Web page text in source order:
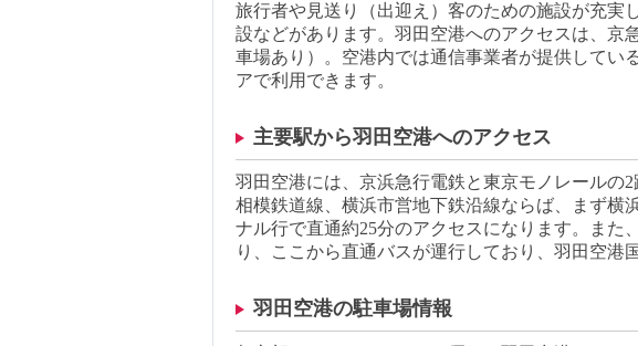
旅行者や見送り（出迎え）客のための施設が充実
設などがあります。羽田空港へのアクセスは、京
車場あり）。空港内では通信事業者が提供してい
アで利用できます。
主要駅から羽田空港へのアクセス
羽田空港には、京浜急行電鉄と東京モノレールの
相模鉄道線、横浜市営地下鉄沿線ならば、まず横
ナル行で直通約25分のアクセスになります。ま
り、ここから直通バスが運行しており、羽田空港
羽田空港の駐車場情報